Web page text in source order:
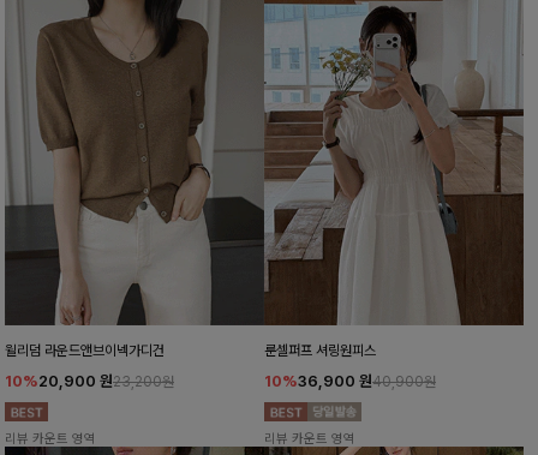
윌리덤 라운드앤브이넥가디건
10%20,900 원23,200원
리뷰 카운트 영역
룬셀퍼프 셔링원피스
10%36,900 원40,900원
리뷰 카운트 영역